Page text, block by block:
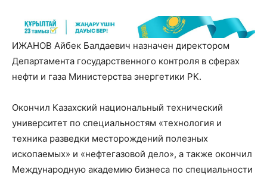
ИЖАНОВ Айбек Балдаевич назначен директором
Департамента государственного контроля в сферах
нефти и газа Министерства энергетики РК.
Окончил Казахский национальный технический
университет по специальностям «технология и
техника разведки месторождений полезных
ископаемых» и «нефтегазовой дело», а также окончил
Международную академию бизнеса по специальности